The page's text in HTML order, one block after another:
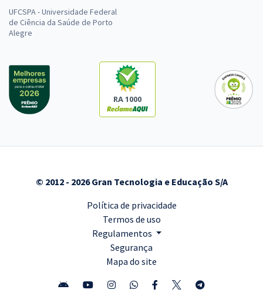
UFCSPA - Universidade Federal
de Ciência da Saúde de Porto
Alegre
RA 1000
© 2012 - 2026 Gran Tecnologia e Educação S/A
Política de privacidade
Termos de uso
Regulamentos
Segurança
Mapa do site